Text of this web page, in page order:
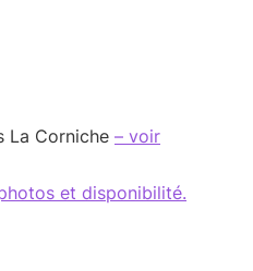
La Corniche – voir
et disponibilité.